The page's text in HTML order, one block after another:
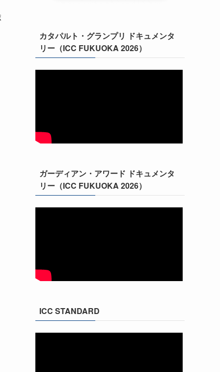
カタパルト・グランプリ ドキュメンタ
リー（ICC FUKUOKA 2026）
ガーディアン・アワード ドキュメンタ
リー（ICC FUKUOKA 2026）
ICC STANDARD